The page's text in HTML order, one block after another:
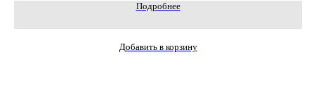
Подробнее
Добавить в корзину